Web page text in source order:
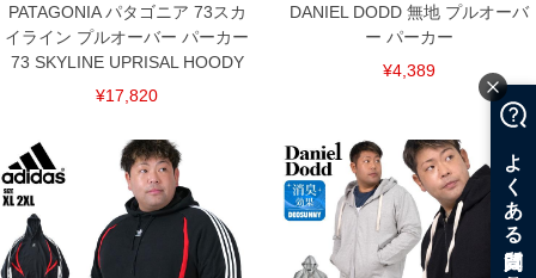
COLOR VARIATION
PATAGONIA パタゴニア 73スカ
イライン プルオーバー パーカー
73 SKYLINE UPRISAL HOODY
¥17,820
DANIEL DODD 無地 プルオーバ
ー パーカー
¥4,389